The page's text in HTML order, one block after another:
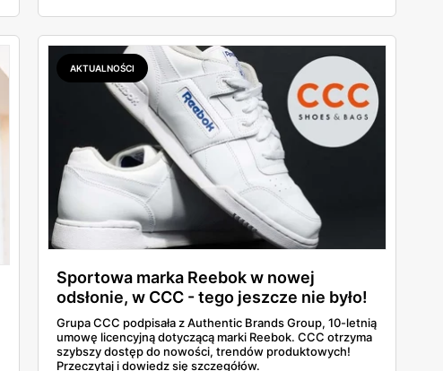
AKTUALNOŚCI
Sportowa marka Reebok w nowej
odsłonie, w CCC - tego jeszcze nie było!
Grupa CCC podpisała z Authentic Brands Group, 10-letnią
umowę licencyjną dotyczącą marki Reebok. CCC otrzyma
szybszy dostęp do nowości, trendów produktowych!
Przeczytaj i dowiedz się szczegółów.